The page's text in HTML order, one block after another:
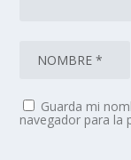
Guarda mi
navegador para la